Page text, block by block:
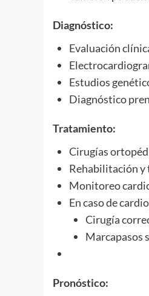
Diagnóstico:
Evaluación
Estudios
Diagnóstico
Tratamiento:
Cirugías
Rehabilitación y
Monitoreo
En caso de
Cirugía
Marcapasos
Pronóstico: